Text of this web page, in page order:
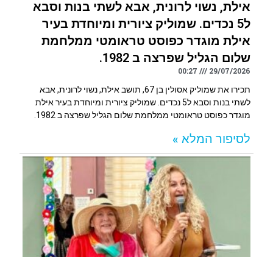
אילת, נשוי לרונית, אבא לשתי בנות וסבא
ל5 נכדים. שמוליק ציורית ומיוחדת בעיר
אילת מוגדר כפוסט טראומטי ממלחמת
שלום הגליל שפרצה ב 1982.
29/07/2026
תכירו את שמוליק אסולין בן 67, תושב אילת, נשוי לרונית, אבא
לשתי בנות וסבא ל5 נכדים. שמוליק ציורית ומיוחדת בעיר אילת
מוגדר כפוסט טראומטי ממלחמת שלום הגליל שפרצה ב 1982.
לסיפור המלא »